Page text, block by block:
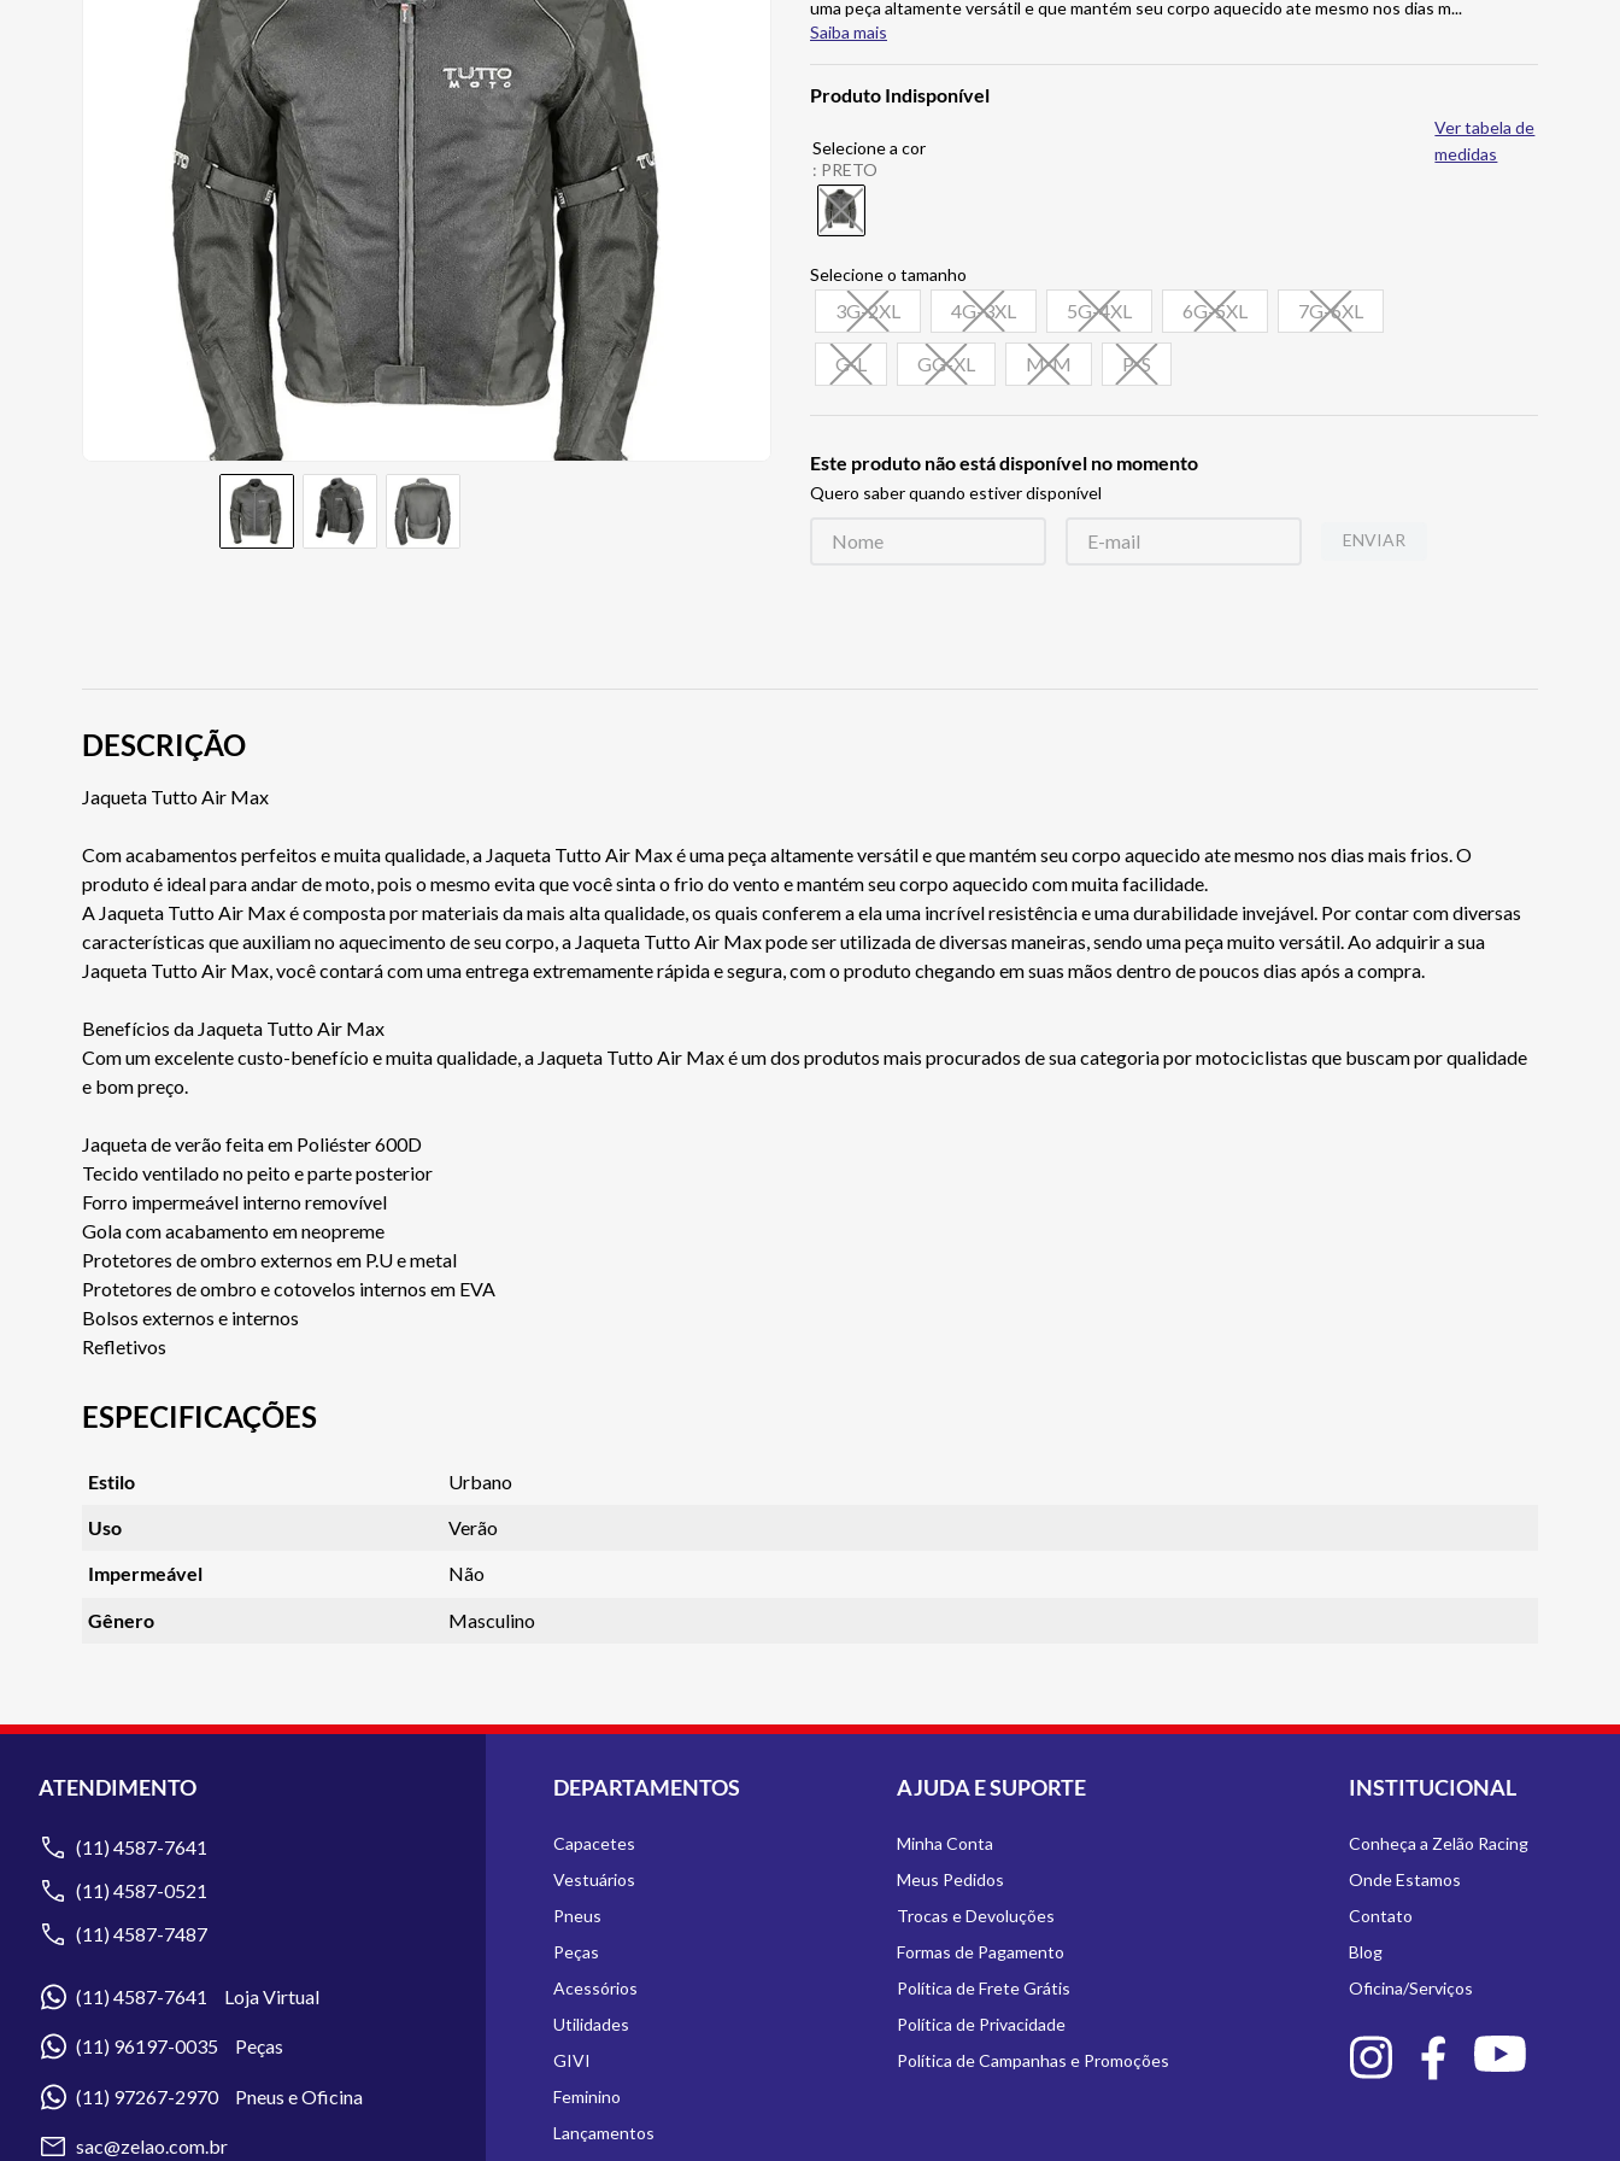
uma peça altamente versátil e que mantém seu corpo aquecido ate mesmo nos dias m...
Saiba mais
Produto Indisponível
: PRETO
3G-2XL 4G-3XL 5G-4XL 6G-5XL 7G-6XL
G-L GG-XL M-M P-S
Ver tabela de
medidas
Este produto não está disponível no momento
Quero saber quando estiver disponível
ENVIAR
DESCRIÇÃO
Jaqueta Tutto Air Max
Com acabamentos perfeitos e muita qualidade, a Jaqueta Tutto Air Max é uma peça altamente versátil e que mantém seu corpo aquecido ate mesmo nos dias mais frios. O
produto é ideal para andar de moto, pois o mesmo evita que você sinta o frio do vento e mantém seu corpo aquecido com muita facilidade.
A Jaqueta Tutto Air Max é composta por materiais da mais alta qualidade, os quais conferem a ela uma incrível resistência e uma durabilidade invejável. Por contar com diversas
características que auxiliam no aquecimento de seu corpo, a Jaqueta Tutto Air Max pode ser utilizada de diversas maneiras, sendo uma peça muito versátil. Ao adquirir a sua
Jaqueta Tutto Air Max, você contará com uma entrega extremamente rápida e segura, com o produto chegando em suas mãos dentro de poucos dias após a compra.
Benefícios da Jaqueta Tutto Air Max
Com um excelente custo-benefício e muita qualidade, a Jaqueta Tutto Air Max é um dos produtos mais procurados de sua categoria por motociclistas que buscam por qualidade
e bom preço.
Jaqueta de verão feita em Poliéster 600D
Tecido ventilado no peito e parte posterior
Forro impermeável interno removível
Gola com acabamento em neopreme
Protetores de ombro externos em P.U e metal
Protetores de ombro e cotovelos internos em EVA
Bolsos externos e internos
Refletivos
ESPECIFICAÇÕES
Estilo Urbano
Uso Verão
Impermeável Não
Gênero Masculino
ATENDIMENTO
(11) 4587-7641
(11) 4587-0521
(11) 4587-7487
(11) 4587-7641 Loja Virtual
(11) 96197-0035 Peças
(11) 97267-2970 Pneus e Oficina
sac@zelao.com.br
DEPARTAMENTOS
Capacetes
Vestuários
Pneus
Peças
Acessórios
Utilidades
GIVI
Feminino
Lançamentos
AJUDA E SUPORTE
Minha Conta
Meus Pedidos
Trocas e Devoluções
Formas de Pagamento
Política de Frete Grátis
Política de Privacidade
Política de Campanhas e Promoções
INSTITUCIONAL
Conheça a Zelão Racing
Onde Estamos
Contato
Blog
Oficina/Serviços
9º CALÇA
10º BOTAS